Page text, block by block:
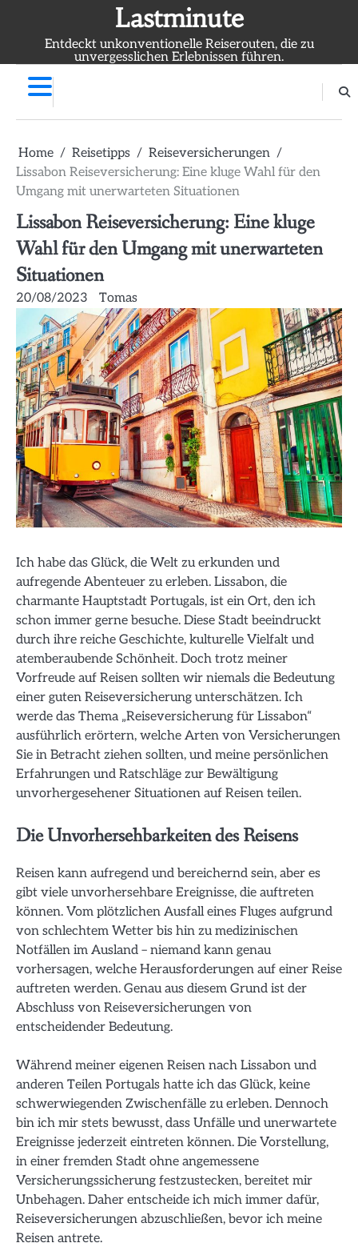
Lastminute
Entdeckt unkonventionelle Reiserouten, die zu
unvergesslichen Erlebnissen führen.
Home Reisetipps
Reiseversicherungen
Lissabon Reiseversicherung: Eine kluge Wahl für den
Umgang mit unerwarteten Situationen
Lissabon Reiseversicherung: Eine kluge
Wahl für den Umgang mit unerwarteten
Situationen
20/08/2023 Tomas
Ich habe das Glück, die Welt zu erkunden und
aufregende Abenteuer zu erleben. Lissabon, die
charmante Hauptstadt Portugals, ist ein Ort, den ich
schon immer gerne besuche. Diese Stadt beeindruckt
durch ihre reiche Geschichte, kulturelle Vielfalt und
atemberaubende Schönheit. Doch trotz meiner
Vorfreude auf Reisen sollten wir niemals die Bedeutung
einer guten Reiseversicherung unterschätzen. Ich
werde das Thema „Reiseversicherung für Lissabon“
ausführlich erörtern, welche Arten von Versicherungen
Sie in Betracht ziehen sollten, und meine persönlichen
Erfahrungen und Ratschläge zur Bewältigung
unvorhergesehener Situationen auf Reisen teilen.
Die Unvorhersehbarkeiten des Reisens
Reisen kann aufregend und bereichernd sein, aber es
gibt viele unvorhersehbare Ereignisse, die auftreten
können. Vom plötzlichen Ausfall eines Fluges aufgrund
von schlechtem Wetter bis hin zu medizinischen
Notfällen im Ausland – niemand kann genau
vorhersagen, welche Herausforderungen auf einer Reise
auftreten werden. Genau aus diesem Grund ist der
Abschluss von Reiseversicherungen von
entscheidender Bedeutung.
Während meiner eigenen Reisen nach Lissabon und
anderen Teilen Portugals hatte ich das Glück, keine
schwerwiegenden Zwischenfälle zu erleben. Dennoch
bin ich mir stets bewusst, dass Unfälle und unerwartete
Ereignisse jederzeit eintreten können. Die Vorstellung,
in einer fremden Stadt ohne angemessene
Versicherungssicherung festzustecken, bereitet mir
Unbehagen. Daher entscheide ich mich immer dafür,
Reiseversicherungen abzuschließen, bevor ich meine
Reisen antrete.